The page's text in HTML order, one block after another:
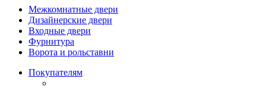
Межкомнатные двери
Дизайнерские двери
Входные двери
Фурнитура
Ворота и рольставни
Покупателям